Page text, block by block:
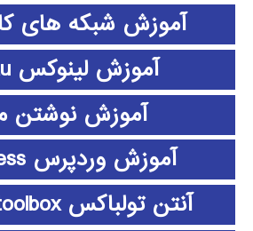
آموزش شبکه های
آموزش لینوکس ubuntu
آموزش نوشتن
آموزش وردپرس wordpress
آنتن تولباکس antenna toolbox